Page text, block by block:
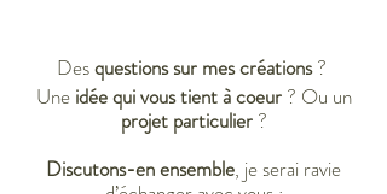
Desquestions sur mes créations?
Uneidée qui vous tient à coeur ? Ou un
projet particulier?
Discutons-en ensemble, je serai ravie